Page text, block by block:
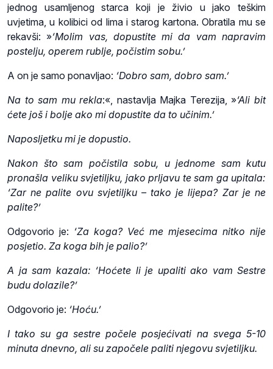
jednog usamljenog starca koji je živio u jako teškim
uvjetima, u kolibici od lima i starog kartona. Obratila mu se
rekavši: »‘Molim vas, dopustite mi da vam napravim
postelju, operem rublje, počistim sobu.’
A on je samo ponavljao: ‘Dobro sam, dobro sam.’
Na to sam mu rekla:«, nastavlja Majka Terezija, »‘Ali bit
ćete još i bolje ako mi dopustite da to učinim.’
Naposljetku mi je dopustio.
Nakon što sam počistila sobu, u jednome sam kutu
pronašla veliku svjetiljku, jako prljavu te sam ga upitala:
‘Zar ne palite ovu svjetiljku – tako je lijepa? Zar je ne
palite?’
Odgovorio je: ‘Za koga? Već me mjesecima nitko nije
posjetio. Za koga bih je palio?’
A ja sam kazala: ‘Hoćete li je upaliti ako vam Sestre
budu dolazile?’
Odgovorio je: ‘Hoću.’
I tako su ga sestre počele posjećivati na svega 5-10
minuta dnevno, ali su započele paliti njegovu svjetiljku.